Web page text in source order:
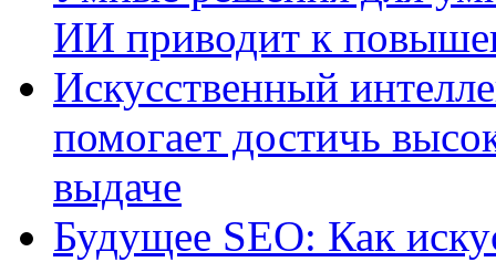
ИИ приводит к
Искусственный
помогает достичь
выдаче
Будущее SEO: Как